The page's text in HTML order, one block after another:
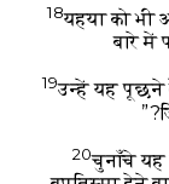
18यहया को भी
बारे में
19उन्हें यह पूछने
20चुनाँचे यह